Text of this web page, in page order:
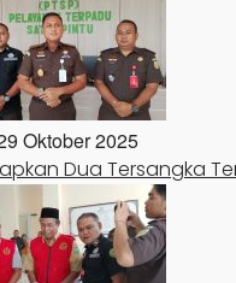
Oktober 2025
Dua Tersangka